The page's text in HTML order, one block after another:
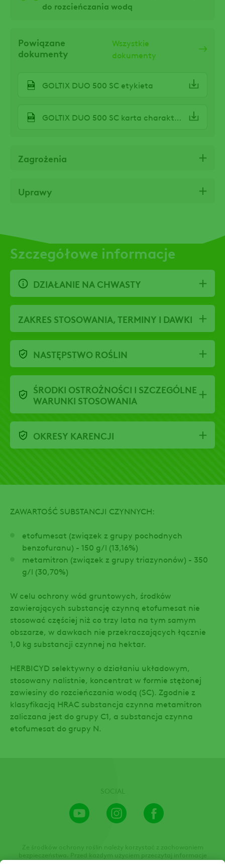
ZAWARTOŚĆ SUBSTANCJI CZYNNYCH:
etofumesat (związek z grupy pochodnych
benzofuranu) - 150 g/l (13,16%)
metamitron (związek z grupy triazynonów) - 350
g/l (30,70%)
W celu ochrony wód gruntowych, środków
zawierających substancję czynną etofumesat nie
stosować częściej niż co trzy lata na tym samym
obszarze, w dawkach nie przekraczających łącznie
1,0 kg substancji czynnej na hektar.
HERBICYD selektywny o działaniu układowym,
stosowany nalistnie, koncentrat w formie stężonej
zawiesiny do rozcieńczania wodą (SC). Zgodnie z
klasyfikacją HRAC substancja czynna metamitron
zaliczana jest do grupy C1, a substancja czynna
etofumesat do grupy N.
do rozcieńczania wodą
Powiązane
dokumenty
Wszystkie
dokumenty
GOLTIX DUO 500 SC etykieta
GOLTIX DUO 500 SC karta charakterystyki
Zagrożenia
Uprawy
Szczegółowe informacje
DZIAŁANIE NA CHWASTY
ZAKRES STOSOWANIA, TERMINY I DAWKI
NASTĘPSTWO ROŚLIN
ŚRODKI OSTROŻNOŚCI I SZCZEGÓLNE
WARUNKI STOSOWANIA
OKRESY KARENCJI
SOCIAL
Youtube
Channel
Instagram
Ze środków ochrony roślin należy korzystać z zachowaniem
bezpieczeństwa. Przed każdym użyciem przeczytaj informacje
zamieszczone w etykiecie i informacje dotyczące produktu. Zwróć